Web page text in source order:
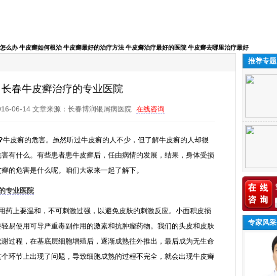
么办 牛皮癣如何根治 牛皮癣最好的治疗方法 牛皮癣治疗最好的医院 牛皮癣去哪里治疗最好
长春牛皮癣治疗的专业医院
06-14 文章来源：长春博润银屑病医院 在线咨询
牛皮癣的危害。虽然听过牛皮癣的人不少，但了解牛皮癣的人却很
有什么。有些患者患牛皮癣后，任由病情的发展，结果，身体受损
的危害是什么呢。咱们大家来一起了解下。
专业医院
药上要温和，不可刺激过强，以避免皮肤的刺激反应。小面积皮损
易使用可导严重毒副作用的激素和抗肿瘤药物。我们的头皮和皮肤
过程，在基底层细胞增殖后，逐渐成熟往外推出，最后成为无生命
环节上出现了问题，导致细胞成熟的过程不完全，就会出现牛皮癣
推荐专题
专家风采